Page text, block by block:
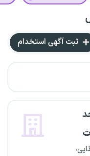
ثبت آگهی استخدام